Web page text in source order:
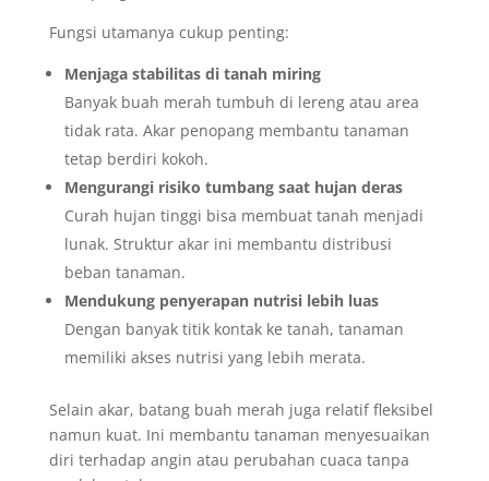
Fungsi utamanya cukup penting:
Menjaga stabilitas di tanah miring
Banyak buah merah tumbuh di lereng atau area
tidak rata. Akar penopang membantu tanaman
tetap berdiri kokoh.
Mengurangi risiko tumbang saat hujan deras
Curah hujan tinggi bisa membuat tanah menjadi
lunak. Struktur akar ini membantu distribusi
beban tanaman.
Mendukung penyerapan nutrisi lebih luas
Dengan banyak titik kontak ke tanah, tanaman
memiliki akses nutrisi yang lebih merata.
Selain akar, batang buah merah juga relatif fleksibel
namun kuat. Ini membantu tanaman menyesuaikan
diri terhadap angin atau perubahan cuaca tanpa